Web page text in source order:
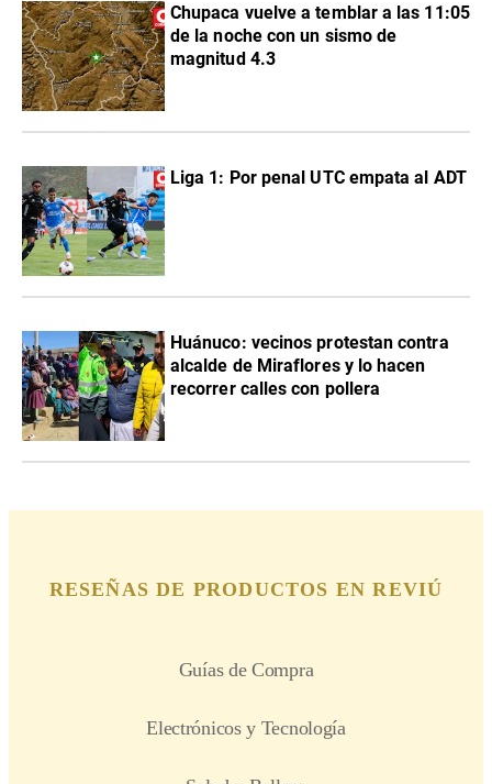
Chupaca vuelve a temblar a las 11:05
de la noche con un sismo de
magnitud 4.3
Liga 1: Por penal UTC empata al ADT
Huánuco: vecinos protestan contra
alcalde de Miraflores y lo hacen
recorrer calles con pollera